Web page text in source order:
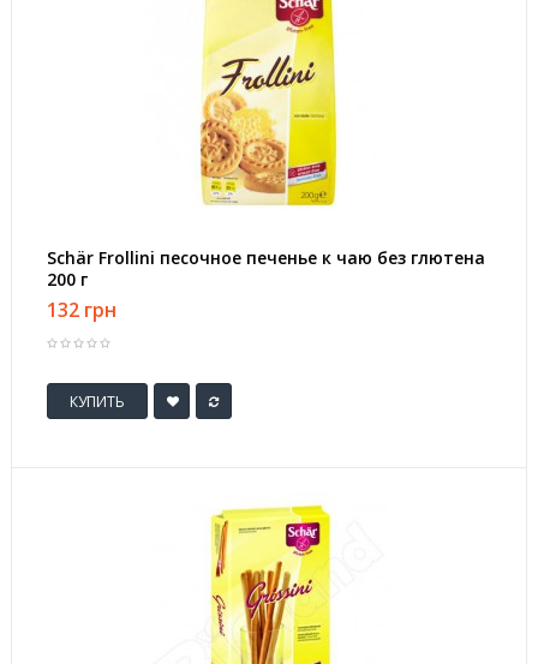
Schär Frollini песочное печенье к чаю без глютена
200 г
132 грн
КУПИТЬ